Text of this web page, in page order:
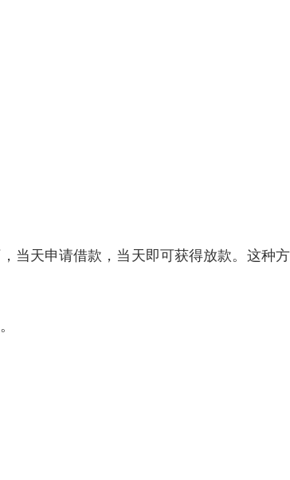
当天申请借款，当天即可获得放款。这种